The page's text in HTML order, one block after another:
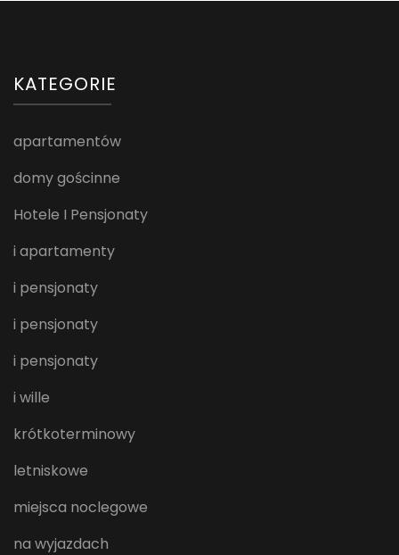
KATEGORIE
apartamentów
domy gościnne
Hotele I Pensjonaty
i apartamenty
i pensjonaty
i pensjonaty
i pensjonaty
i wille
krótkoterminowy
letniskowe
miejsca noclegowe
na wyjazdach